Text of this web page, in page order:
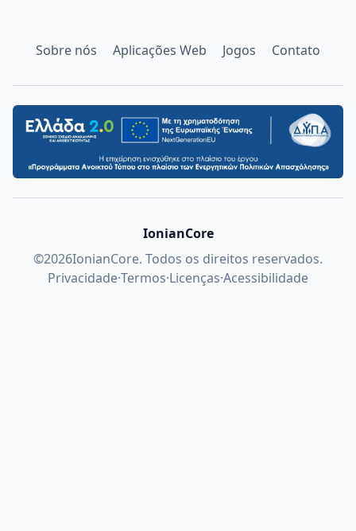
Sobre nós Aplicações Web Jogos Contato
IonianCore
©2026IonianCore. Todos os direitos reservados.
Privacidade·Termos·Licenças·Acessibilidade